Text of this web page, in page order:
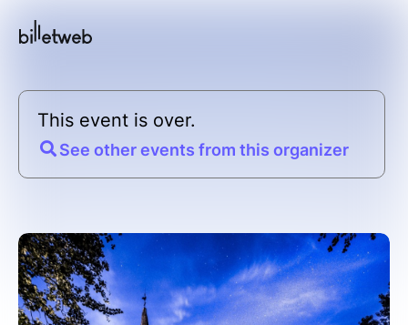
This event is over.
See other events from this organizer